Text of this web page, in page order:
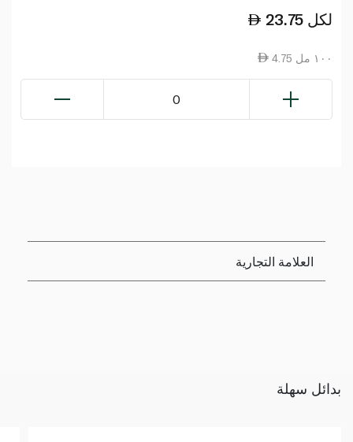
23.75 لكل
4.75 ١٠٠ مل
0
العلامة التجارية
بدائل سهلة